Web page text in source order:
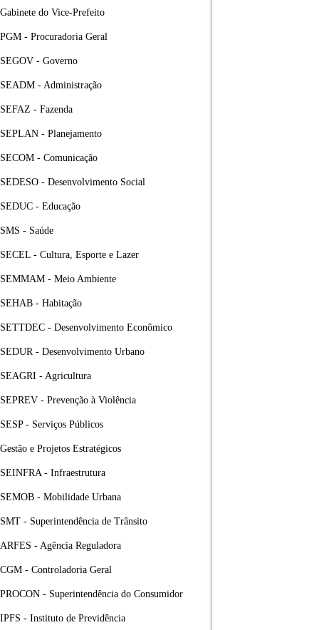
Gabinete do Vice-Prefeito
PGM - Procuradoria Geral
SEGOV - Governo
SEADM - Administração
SEFAZ - Fazenda
SEPLAN - Planejamento
SECOM - Comunicação
SEDESO - Desenvolvimento Social
SEDUC - Educação
SMS - Saúde
SECEL - Cultura, Esporte e Lazer
SEMMAM - Meio Ambiente
SEHAB - Habitação
SETTDEC - Desenvolvimento Econômico
SEDUR - Desenvolvimento Urbano
SEAGRI - Agricultura
SEPREV - Prevenção à Violência
SESP - Serviços Públicos
Gestão e Projetos Estratégicos
SEINFRA - Infraestrutura
SEMOB - Mobilidade Urbana
SMT - Superintendência de Trânsito
ARFES - Agência Reguladora
CGM - Controladoria Geral
PROCON - Superintendência do Consumidor
IPFS - Instituto de Previdência